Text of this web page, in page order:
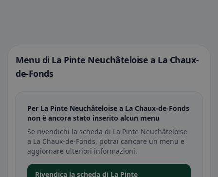
Menu di La Pinte Neuchâteloise a La Chaux-
de-Fonds
Per La Pinte Neuchâteloise a La Chaux-de-Fonds
non è ancora stato inserito alcun menu
Se rivendichi la scheda di La Pinte Neuchâteloise
a La Chaux-de-Fonds, potrai caricare un menu e
aggiornare ulteriori informazioni.
Rivendica la scheda di La Pinte